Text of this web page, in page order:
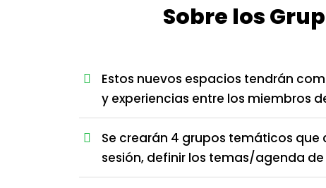
Sobre los
Estos nuevos espacios tendrán
y experiencias entre los miembros
Se crearán 4 grupos temáticos
sesión, definir los temas/agenda